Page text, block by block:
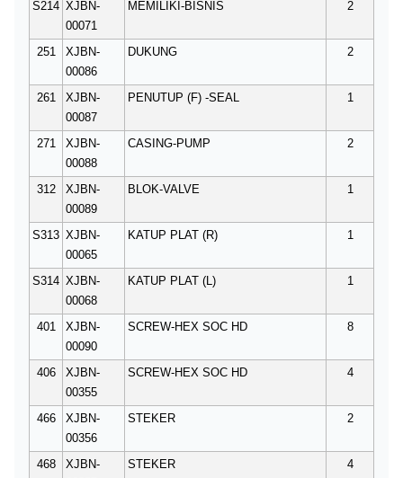
S214 XJBN-
00071
MEMILIKI-BISNIS 2
251
XJBN-
00086
DUKUNG 2
261
XJBN-
00087
PENUTUP (F) -SEAL 1
271
XJBN-
00088
CASING-PUMP 2
312
XJBN-
00089
BLOK-VALVE 1
S313 XJBN-
00065
KATUP PLAT (R) 1
S314 XJBN-
00068
KATUP PLAT (L) 1
401
XJBN-
00090
SCREW-HEX SOC HD 8
406
XJBN-
00355
SCREW-HEX SOC HD 4
466
XJBN-
00356
STEKER 2
468
XJBN-
STEKER 4